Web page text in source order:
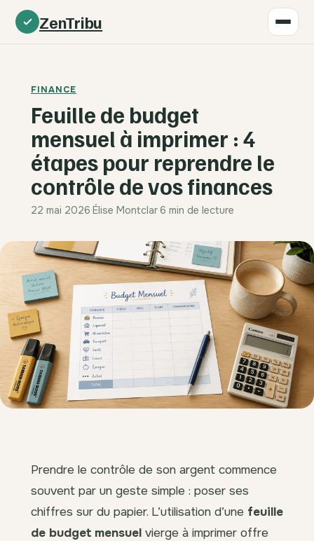
ZenTribu
FINANCE
Feuille de budget
mensuel à imprimer : 4
étapes pour reprendre le
contrôle de vos finances
22 mai 2026·Élise Montclar·6 min de lecture
Prendre le contrôle de son argent commence
souvent par un geste simple : poser ses
chiffres sur du papier. L’utilisation d’une feuille
de budget mensuel vierge à imprimer offre